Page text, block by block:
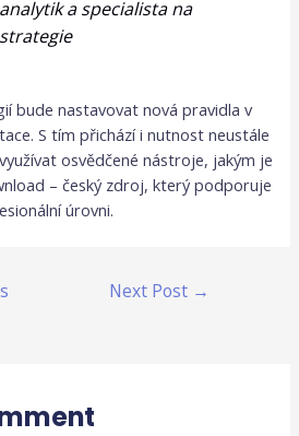
a specialista na
bude nastavovat nová pravidla v
S tím přichází i nutnost neustále
osvědčené nástroje, jakým je
– český zdroj, který podporuje
úrovni.
Next Post →